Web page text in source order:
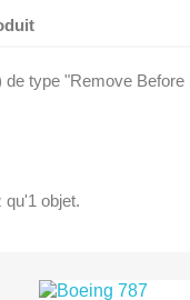
type "Remove Before
qu'1 objet.